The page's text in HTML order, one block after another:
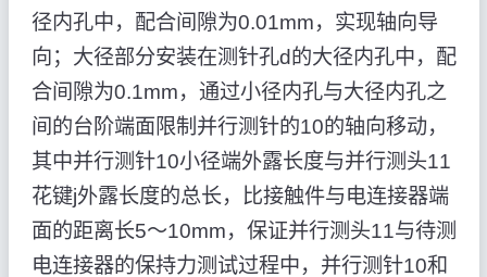
径内孔中，配合间隙为0.01mm，实现轴向导
向；大径部分安装在测针孔d的大径内孔中，配
合间隙为0.1mm，通过小径内孔与大径内孔之
间的台阶端面限制并行测针的10的轴向移动，
其中并行测针10小径端外露长度与并行测头11
花键j外露长度的总长，比接触件与电连接器端
面的距离长5～10mm，保证并行测头11与待测
电连接器的保持力测试过程中，并行测针10和